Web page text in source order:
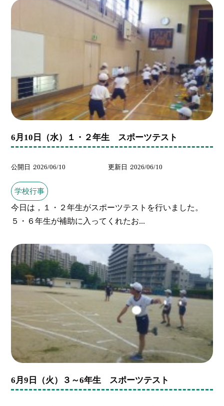
6月10日（水）１・２年生 スポーツテスト
公開日 2026/06/10 更新日 2026/06/10
学校行事
今日は，１・２年生がスポーツテストを行いました。
５・６年生が補助に入ってくれたお...
6月9日（火）３～6年生 スポーツテスト